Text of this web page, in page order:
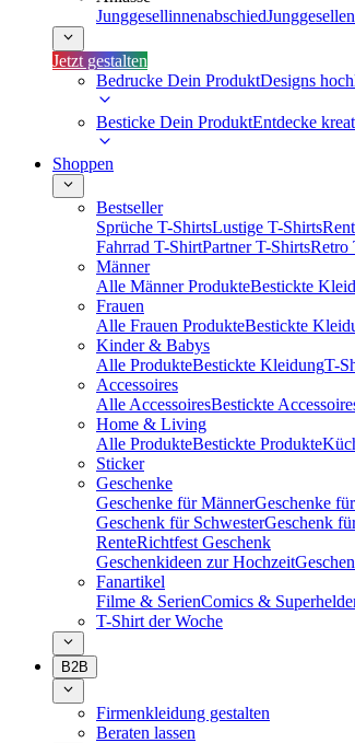
Junggesellinnenabschied
Jetzt gestalten
Bedrucke Dein ProduktDesigns
Besticke Dein ProduktEntdecke
Shoppen
Bestseller
Sprüche T-ShirtsLustige T-Shirts
Fahrrad T-ShirtPartner T-ShirtsRetro
Männer
Alle Männer ProdukteBestickte
Frauen
Alle Frauen ProdukteBestickte
Kinder & Babys
Alle ProdukteBestickte KleidungT-
Accessoires
Alle AccessoiresBestickte
Home & Living
Alle ProdukteBestickte Produkte
Sticker
Geschenke
Geschenke für MännerGeschenke
Geschenk für SchwesterGeschenk
RenteRichtfest Geschenk
Geschenkideen zur Hochzeit
Fanartikel
Filme & SerienComics &
T-Shirt der Woche
B2B
Firmenkleidung gestalten
Beraten lassen